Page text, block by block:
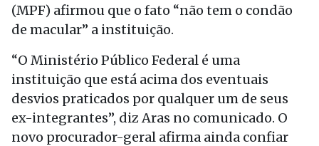
(MPF) afirmou que o fato “não tem o condão
de macular” a instituição.
“O Ministério Público Federal é uma
instituição que está acima dos eventuais
desvios praticados por qualquer um de seus
ex-integrantes”, diz Aras no comunicado. O
novo procurador-geral afirma ainda confiar